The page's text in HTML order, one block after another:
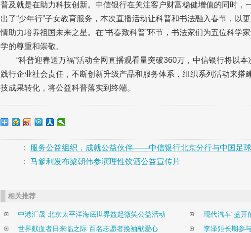
普及就是在助力科技创新。中信银行在关注客户财富稳健增值的同时，
出了“少年行”子女教育服务，本次直播活动让科普和书法融入春节，以
情助力培养祖国未来之星。在“书春致科普”环节，书法家们为五位科学
学的尊重和崇敬。
“科普迎春送万福”活动全网直播观看量突破360万，中信银行将以
践行企业社会责任，不断创新升级产品和服务体系，组织系列活动来搭
技成果转化，将公益科普落实到终端。
:
服务公益组织，成就公益伙伴——中信银行北京分行与中国足
:
马爹利发布梁朝伟参演理性饮酒公益宣传片
相关推荐
中港汇晟-北京太平洋海底世界益起微笑公益活动
现代汽车“盛
世界献血者日来临之际 百名志愿者挽袖献爱心
李泽鉅长期参